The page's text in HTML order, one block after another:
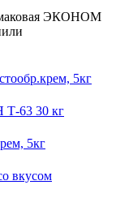
маковая ЭКОНОМ
5кг
63 30 кг
5кг
вкусом